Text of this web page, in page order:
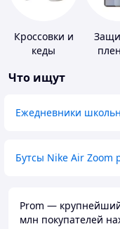
Кроссовки и
кеды
Что ищут
Ежедневники
Бутсы Nike Air Zoom
Prom —
млн покупателей